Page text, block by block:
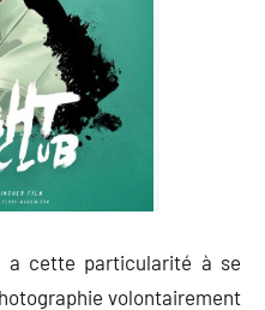
a cette particularité à se
volontairement